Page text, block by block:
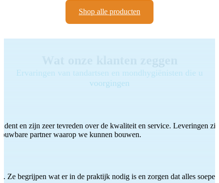
Shop alle producten
Ervaringen van tandartsen en mondhygiënisten die u
voorgingen
en zijn zeer tevreden over de kwaliteit en service. Leveringen
partner waarop we kunnen bouwen.
Ze begrijpen wat er in de praktijk nodig is en zorgen dat alles